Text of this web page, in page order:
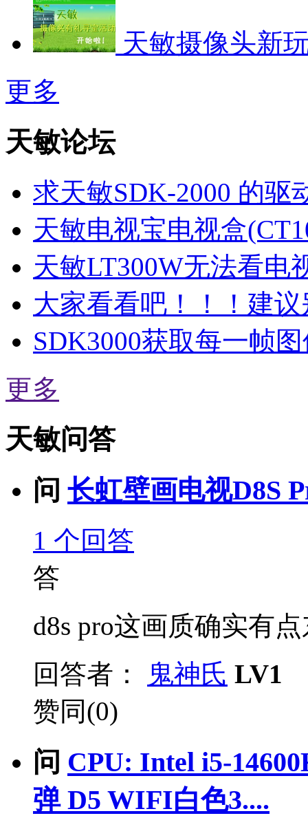
天敏摄像头新
更多
天敏论坛
求天敏SDK-2000 的驱
天敏电视宝电视盒
天敏LT300W无法看电
大家看看吧！！！建
SDK3000获取每一帧
更多
天敏问答
问 长虹壁画电视D8S
1 个回答
答
d8s pro这画质确实有
回答者：
鬼神氏 LV1
赞同(0)
问 CPU: Intel i5-
弹 D5 WIFI白色3....